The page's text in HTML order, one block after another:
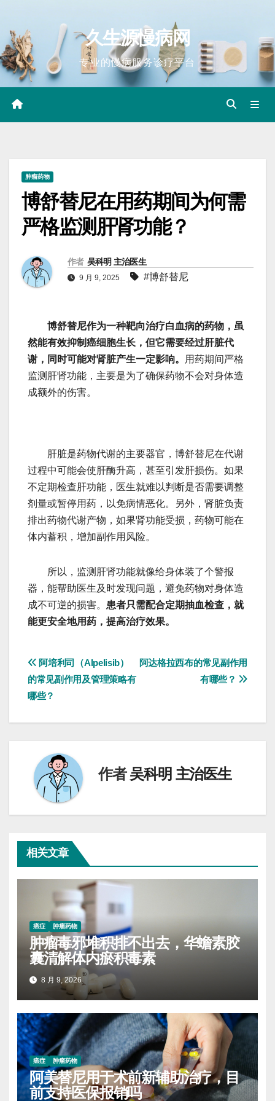
content
久生源慢病网
专业的慢病服务诊疗平台
肿瘤药物
博舒替尼在用药期间为何需
严格监测肝肾功能？
作者 吴科明 主治医生
9 月 9, 2025 #博舒替尼
博舒替尼作为一种靶向治疗白血病的药物，虽
然能有效抑制癌细胞生长，但它需要经过肝脏代
谢，同时可能对肾脏产生一定影响。
用药期间严格
监测肝肾功能，主要是为了确保药物不会对身体造
成额外的伤害。
肝脏是药物代谢的主要器官，博舒替尼在代谢
过程中可能会使肝酶升高，甚至引发肝损伤。如果
不定期检查肝功能，医生就难以判断是否需要调整
剂量或暂停用药，以免病情恶化。另外，肾脏负责
排出药物代谢产物，如果肾功能受损，药物可能在
体内蓄积，增加副作用风险。
所以，监测肝肾功能就像给身体装了个警报
器，能帮助医生及时发现问题，避免药物对身体造
成不可逆的损害。 患者只需配合定期抽血检查，就
能更安全地用药，提高治疗效果。
文
章
导
阿达格拉西布的常见副作用
有哪些？
阿培利司（Alpelisib）
的常见副作用及管理策略有
哪些？
作者吴科明 主治医生
相关文章
癌症 肿瘤药物
肿瘤毒邪堆积排不出去，华蟾素胶
囊清解体内瘀积毒素
8 月 9, 2026
癌症 肿瘤药物
阿美替尼用于术前新辅助治疗，目
前支持医保报销吗